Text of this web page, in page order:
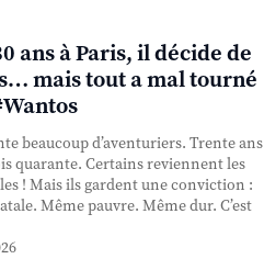
ans à Paris, il décide de
mais tout a mal tourné
beaucoup d’aventuriers. Trente ans
quarante. Certains reviennent les
! Mais ils gardent une conviction :
Même pauvre. Même dur. C’est